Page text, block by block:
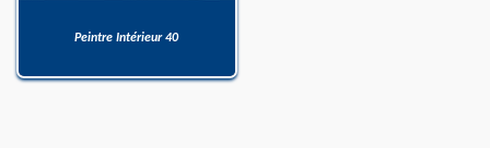
Peintre Intérieur 40